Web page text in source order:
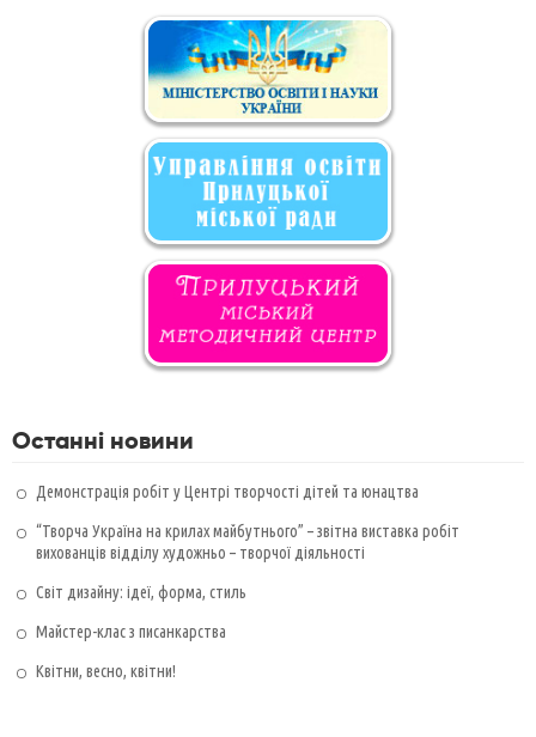
Останні новини
Демонстрація робіт у Центрі творчості дітей та юнацтва
“Творча Україна на крилах майбутнього” – звітна виставка робіт
вихованців відділу художньо – творчої діяльності
Світ дизайну: ідеї, форма, стиль
Майстер-клас з писанкарства
Квітни, весно, квітни!